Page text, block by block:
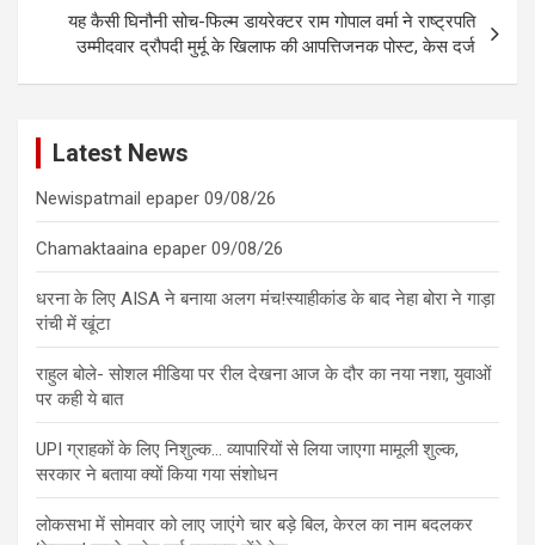
यह कैसी घिनौनी सोच-फिल्म डायरेक्टर राम गोपाल वर्मा ने राष्ट्रपति
उम्मीदवार द्रौपदी मुर्मू के खिलाफ की आपत्तिजनक पोस्ट, केस दर्ज
Latest News
Newispatmail epaper 09/08/26
Chamaktaaina epaper 09/08/26
धरना के लिए AISA ने बनाया अलग मंच!स्याहीकांड के बाद नेहा बोरा ने गाड़ा
रांची में खूंटा
राहुल बोले- सोशल मीडिया पर रील देखना आज के दौर का नया नशा, युवाओं
पर कही ये बात
UPI ग्राहकों के लिए निशुल्क… व्यापारियों से लिया जाएगा मामूली शुल्क,
सरकार ने बताया क्यों किया गया संशोधन
लोकसभा में सोमवार को लाए जाएंगे चार बड़े बिल, केरल का नाम बदलकर